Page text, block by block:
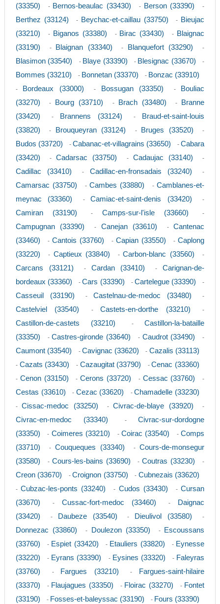
(33350) - Bernos-beaulac (33430) - Berson (33390) -
Berthez (33124) - Beychac-et-caillau (33750) - Bieujac
(33210)
- Biganos (33380) - Birac (33430) - Blaignac
(33190)
- Blaignan (33340) - Blanquefort (33290) -
Blasimon (33540) - Blaye (33390) - Blesignac (33670) -
Bommes (33210) - Bonnetan (33370) - Bonzac (33910)
- Bordeaux (33000) - Bossugan (33350) -
Bouliac
(33270)
- Bourg (33710) - Brach (33480) -
Branne
(33420)
- Brannens (33124) -
Braud-et-saint-louis
(33820)
- Brouqueyran (33124) - Bruges (33520) -
Budos (33720) - Cabanac-et-villagrains (33650) -Cabara
(33420)
-Cadarsac (33750) - Cadaujac (33140) -
Cadillac (33410) - Cadillac-en-fronsadais (33240) -
Camarsac (33750) -Cambes (33880) -Camblanes-et-
meynac (33360)
-Camiac-et-saint-denis (33420) -
Camiran (33190) - Camps-sur-l'isle (33660) -
Campugnan (33390) - Canejan (33610) -Cantenac
(33460)
- Cantois (33760) -Capian (33550) -Caplong
(33220)
- Captieux (33840) -Carbon-blanc (33560) -
Carcans (33121) - Cardan (33410) -Carignan-de-
bordeaux (33360)
-Cars (33390) - Cartelegue (33390) -
Casseuil (33190) - Castelnau-de-medoc (33480) -
Castelviel (33540) -Castets-en-dorthe (33210) -
Castillon-de-castets (33210) -Castillon-la-bataille
(33350)
-Castres-gironde (33640) - Caudrot (33490) -
Caumont (33540) - Cavignac (33620) - Cazalis (33113)
- Cazats (33430) - Cazaugitat (33790) -Cenac (33360)
- Cenon (33150) -Cerons (33720) - Cessac (33760) -
Cestas (33610) - Cezac (33620) -Chamadelle (33230)
-Cissac-medoc (33250) -Civrac-de-blaye (33920) -
Civrac-en-medoc (33340) -Civrac-sur-dordogne
(33350)
- Coimeres (33210) - Coirac (33540) -Comps
(33710)
- Couqueques (33340) -Cours-de-monsegur
(33580)
- Cours-les-bains (33690) -Coutras (33230) -
Creon (33670) -Croignon (33750) - Cubnezais (33620)
-Cubzac-les-ponts (33240) - Cudos (33430) -Cursan
(33670)
- Cussac-fort-medoc (33460) -
Daignac
(33420)
- Daubeze (33540) - Dieulivol (33580) -
Donnezac (33860) - Doulezon (33350) -
Escoussans
(33760)
- Espiet (33420) - Etauliers (33820) - Eynesse
(33220)
- Eyrans (33390) - Eysines (33320) - Faleyras
(33760)
- Fargues (33210) -
Fargues-saint-hilaire
(33370)
- Flaujagues (33350) - Floirac (33270) - Fontet
(33190)
- Fosses-et-baleyssac (33190) - Fours (33390)